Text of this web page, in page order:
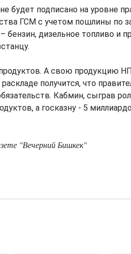
будет подписано на уровне
ГСМ с учетом пошлины
бензин, дизельное топливо и
А свою продукцию
получится, что
Кабмин, сыграв
а госказну - 5
"Вечерний Бишкек"